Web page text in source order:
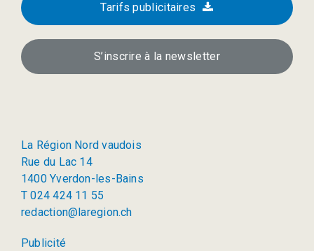
Tarifs publicitaires
S’inscrire à la newsletter
La Région Nord vaudois
Rue du Lac 14
1400 Yverdon-les-Bains
T 024 424 11 55
redaction@laregion.ch
Publicité